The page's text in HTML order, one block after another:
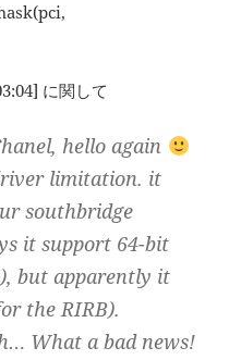
に関して
hello again
limitation. it
southbridge
it support 64-bit
but apparently it
the RIRB).
What a bad news!